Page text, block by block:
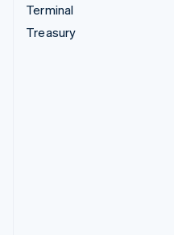
Terminal
Treasury